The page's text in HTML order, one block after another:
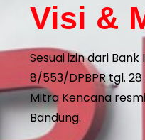
Visi &
Sesuai izin dari Bank
8/553/DPBPR tgl.
Mitra Kencana
Bandung.